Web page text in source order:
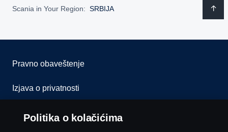
Scania in Your Region: SRBIJA
Pravno obaveštenje
Izjava o privatnosti
Kolačići
Politika o kolačićima